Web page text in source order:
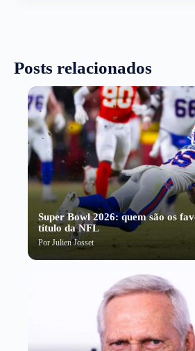
Posts relacionados
Super Bowl 2026: quem são os
título da NFL
Por Julien Josset